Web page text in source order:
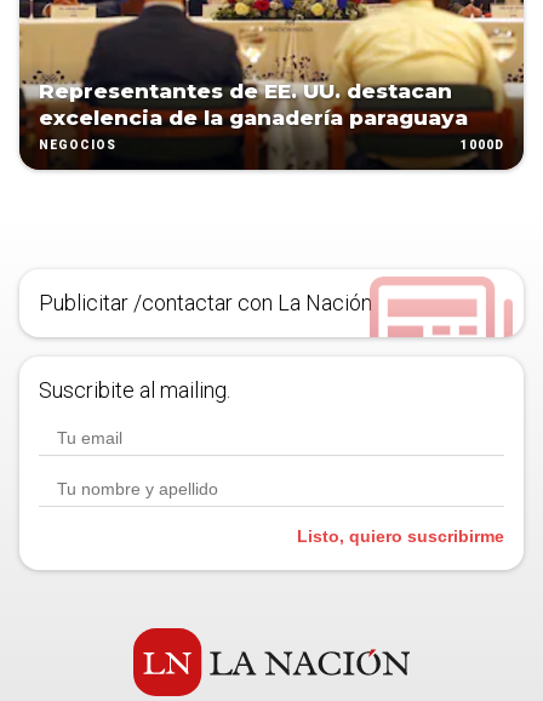
Representantes de EE. UU. destacan
excelencia de la ganadería paraguaya
NEGOCIOS 1000D
Publicitar /contactar con La Nación
Suscribite al mailing.
Listo, quiero suscribirme